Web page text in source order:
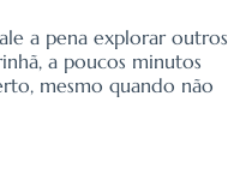
a pena explorar outros
a poucos minutos
mesmo quando não